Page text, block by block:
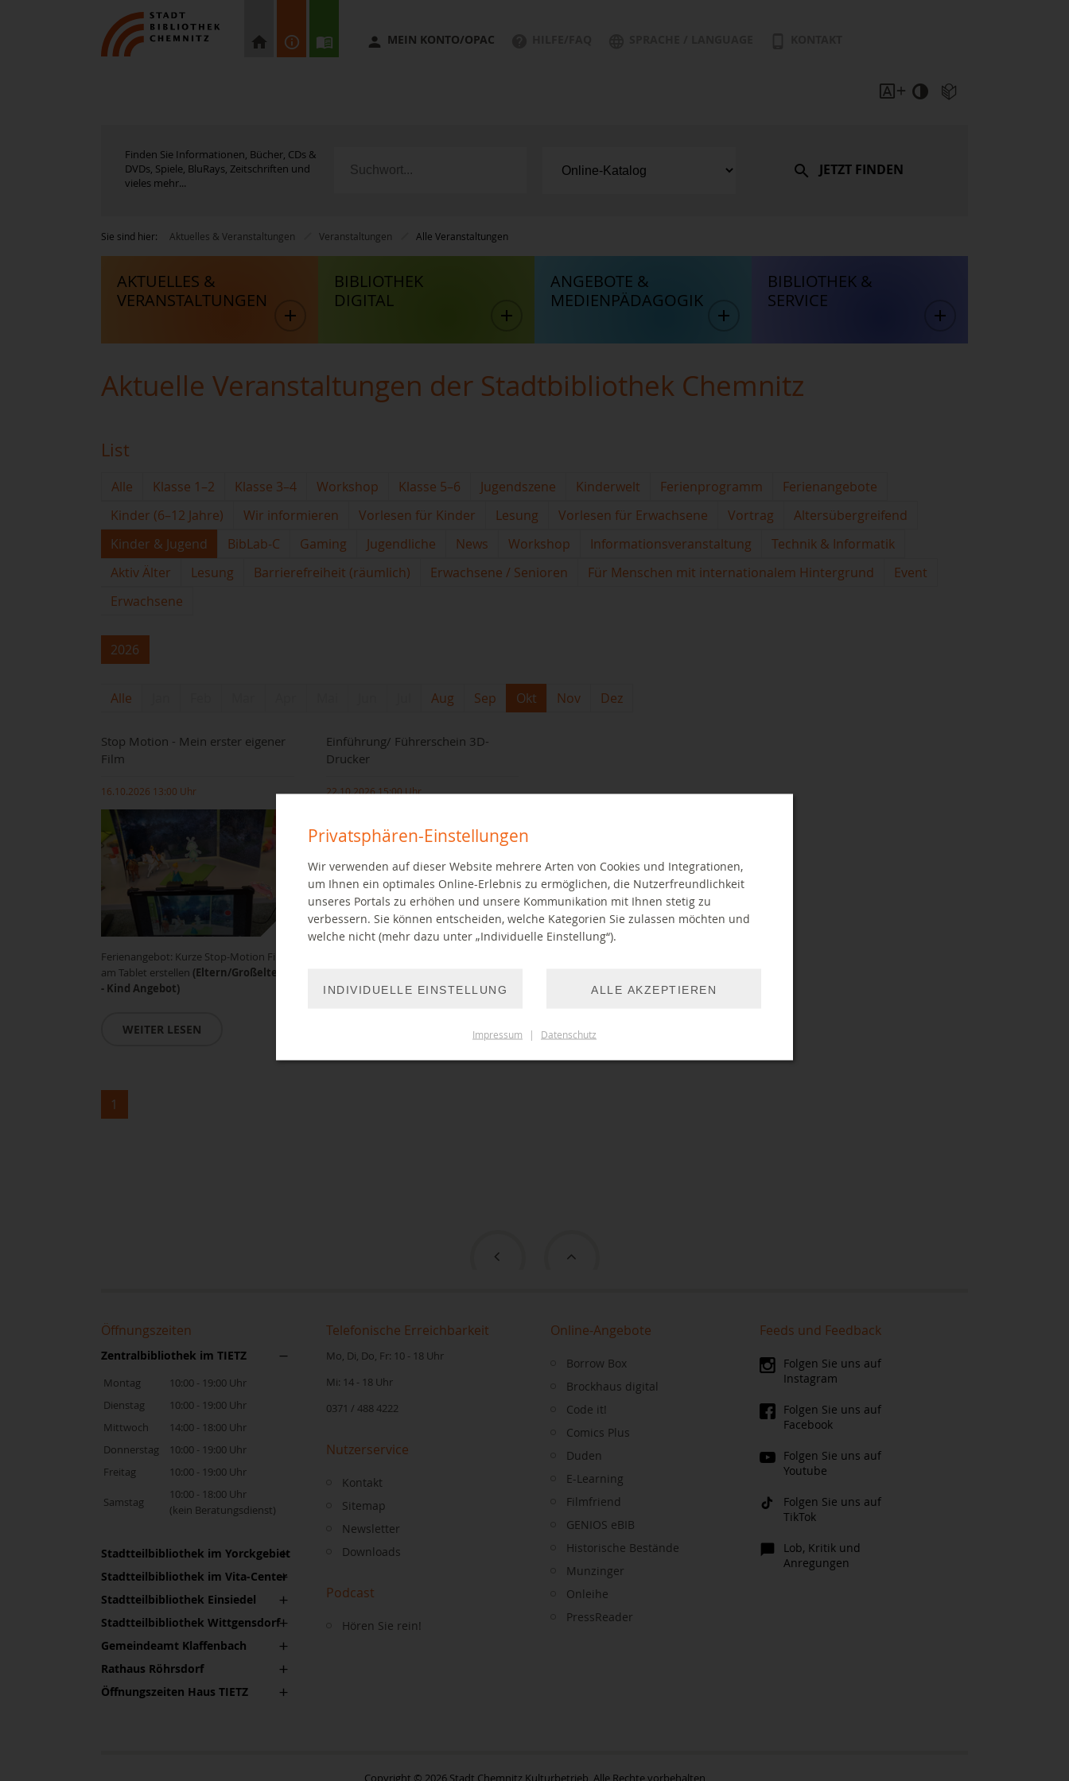
MEIN KONTO/OPAC
Finden Sie Informationen, Bücher, CDs &
DVDs, Spiele, BluRays, Zeitschriften und
vieles mehr...
JETZT FINDEN
Sie sind hier: Aktuelles & Veranstaltungen Veranstaltungen Alle Veranstaltungen
AKTUELLES &
VERANSTALTUNGEN
BIBLIOTHEK
DIGITAL
ANGEBOTE &
MEDIENPÄDAGOGIK
BIBLIOTHEK &
SERVICE
Aktuelle Veranstaltungen der Stadtbibliothek Chemnitz
List
Alle Klasse 1–2 Klasse 3–4 Workshop Klasse 5–6 Jugendszene Kinderwelt Ferienprogramm
Ferienangebote
Kinder (6–12 Jahre)
Wir informieren Vorlesen für Kinder Lesung Vorlesen für Erwachsene Vortrag
Altersübergreifend
Kinder & Jugend
BibLab-C Gaming Jugendliche News Workshop Informationsveranstaltung
Technik & Informatik
Aktiv Älter
Lesung Barrierefreiheit (räumlich) Erwachsene / Senioren Für Menschen mit internationalem Hintergrund
Event
Erwachsene
2026
Alle Aug Sep Okt Nov Dez
Stop Motion - Mein erster eigener
Film
16.10.2026 13:00 Uhr
Ferienangebot: Kurze Stop-Motion Filme
am Tablet erstellen (Eltern/Großeltern
- Kind Angebot)
WEITER LESEN
Einführung/ Führerschein 3D-
Drucker
22.10.2026 15:00 Uhr
1
Öffnungszeiten
Zentralbibliothek im TIETZ
Montag
10:00 - 19:00 Uhr
Dienstag
10:00 - 19:00 Uhr
Mittwoch
14:00 - 18:00 Uhr
Donnerstag
10:00 - 19:00 Uhr
Freitag
10:00 - 19:00 Uhr
Samstag
10:00 - 18:00 Uhr
(kein Beratungsdienst)
Stadtteilbibliothek im Yorckgebiet
Stadtteilbibliothek im Vita-Center
Stadtteilbibliothek Einsiedel
Stadtteilbibliothek Wittgensdorf
Gemeindeamt Klaffenbach
Rathaus Röhrsdorf
Öffnungszeiten Haus TIETZ
Telefonische Erreichbarkeit
Mo, Di, Do, Fr: 10 - 18 Uhr
Mi: 14 - 18 Uhr
0371 / 488 4222
Nutzerservice
Kontakt
Sitemap
Newsletter
Downloads
Podcast
Hören Sie rein!
Online-Angebote
Borrow Box
Brockhaus digital
Code it!
Comics Plus
Duden
E-Learning
Filmfriend
GENIOS eBIB
Historische Bestände
Munzinger
Onleihe
PressReader
Feeds und Feedback
Folgen Sie uns auf
Instagram
Folgen Sie uns auf
Facebook
Folgen Sie uns auf
Youtube
Folgen Sie uns auf
TikTok
Lob, Kritik und
Anregungen
Copyright © 2026 Stadt Chemnitz Kulturbetrieb, Alle Rechte vorbehalten
Privatsphären-Einstellungen
Wir verwenden auf dieser Website mehrere Arten von Cookies und Integrationen,
um Ihnen ein optimales Online-Erlebnis zu ermöglichen, die Nutzerfreundlichkeit
unseres Portals zu erhöhen und unsere Kommunikation mit Ihnen stetig zu
verbessern. Sie können entscheiden, welche Kategorien Sie zulassen möchten und
welche nicht (mehr dazu unter „Individuelle Einstellung“).
INDIVIDUELLE EINSTELLUNG ALLE AKZEPTIEREN
Impressum | Datenschutz